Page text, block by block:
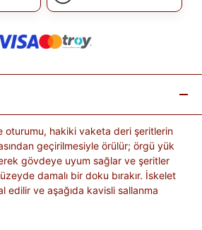
oturumu, hakiki vaketa deri şeritlerin
geçirilmesiyle örülür; örgü yük
gövdeye uyum sağlar ve şeritler
damalı bir doku bırakır. İskelet
edilir ve aşağıda kavisli sallanma